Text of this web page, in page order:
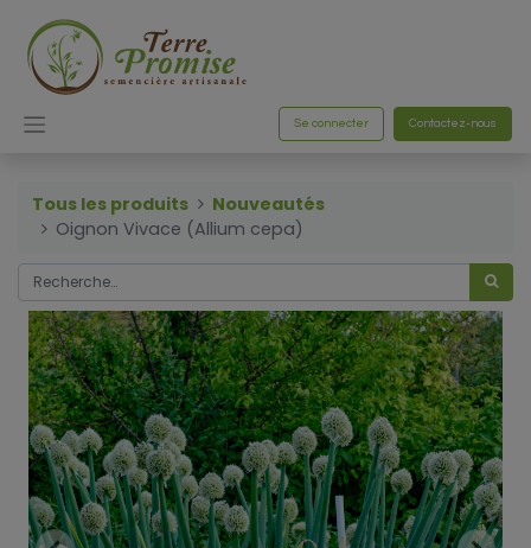
Se connecter Contactez-nous
Tous les produits
Nouveautés
Oignon Vivace (Allium cepa)